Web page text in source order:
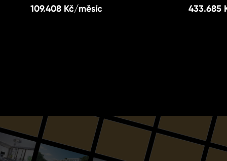
109.408 Kč/měsíc 433.685